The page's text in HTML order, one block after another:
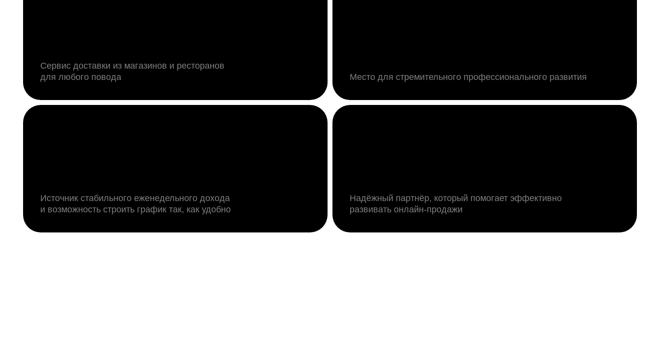
Сервис доставки из магазинов и ресторанов
для любого повода
Место для стремительного профессионального развития
Источник стабильного еженедельного дохода
и возможность строить график так, как удобно
Надёжный партнёр, который помогает эффективно
развивать онлайн-продажи